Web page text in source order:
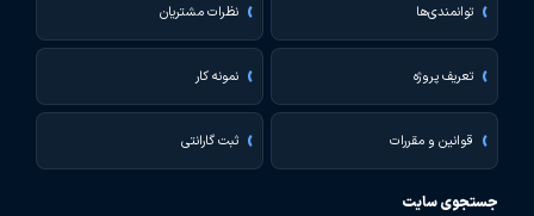
توانمندی‌ها نظرات مشتریان
تعریف پروژه نمونه کار
قوانین و مقررات ثبت گارانتی
جستجوی سایت